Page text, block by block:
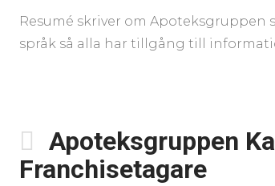
Resumé skriver om Apoteksgruppen
språk så alla har tillgång till
Apoteksgruppen
Franchisetagare